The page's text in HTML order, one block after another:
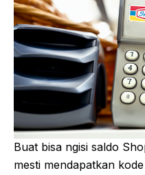
Buat bisa ngisi saldo
mesti mendapatkan